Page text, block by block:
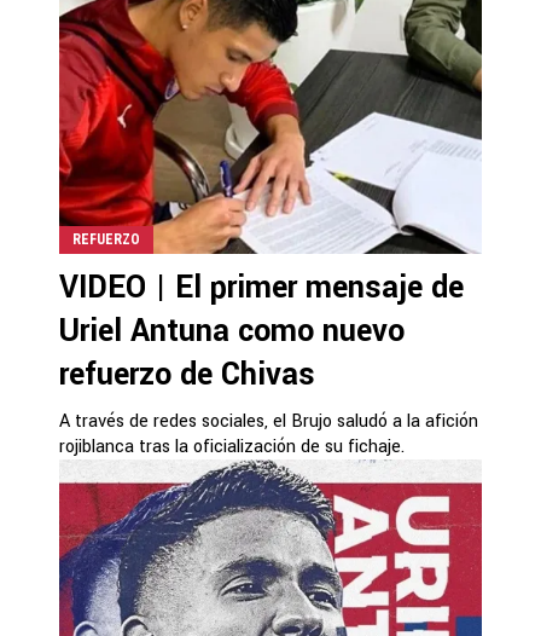
REFUERZO
VIDEO | El primer mensaje de
Uriel Antuna como nuevo
refuerzo de Chivas
A través de redes sociales, el Brujo saludó a la afición
rojiblanca tras la oficialización de su fichaje.